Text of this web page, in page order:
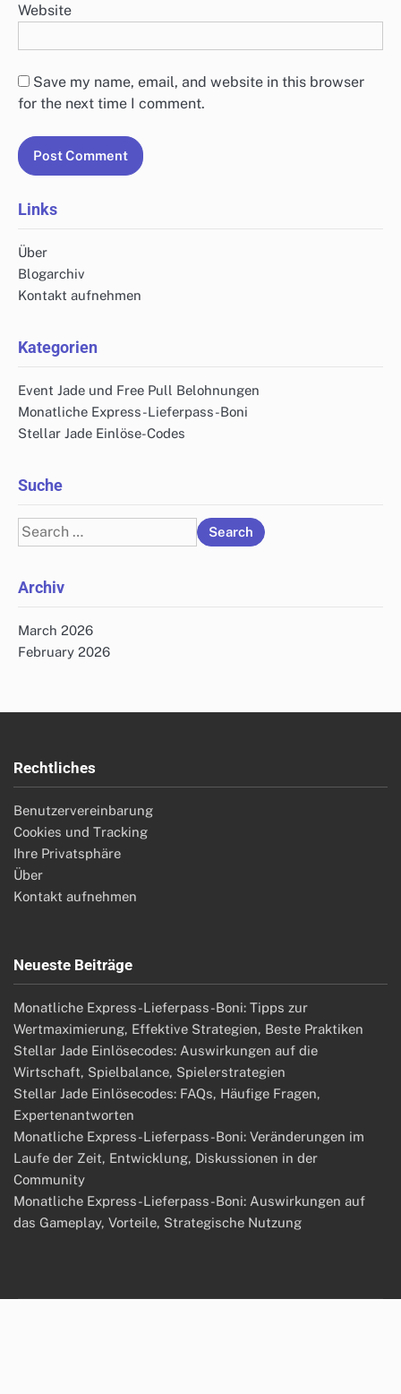
Website
Save my name, email, and website in this browser
for the next time I comment.
Links
Über
Blogarchiv
Kontakt aufnehmen
Kategorien
Event Jade und Free Pull Belohnungen
Monatliche Express-Lieferpass-Boni
Stellar Jade Einlöse-Codes
Suche
Search
for:
Archiv
March 2026
February 2026
Rechtliches
Benutzervereinbarung
Cookies und Tracking
Ihre Privatsphäre
Über
Kontakt aufnehmen
Neueste Beiträge
Monatliche Express-Lieferpass-Boni: Tipps zur
Wertmaximierung, Effektive Strategien, Beste Praktiken
Stellar Jade Einlösecodes: Auswirkungen auf die
Wirtschaft, Spielbalance, Spielerstrategien
Stellar Jade Einlösecodes: FAQs, Häufige Fragen,
Expertenantworten
Monatliche Express-Lieferpass-Boni: Veränderungen im
Laufe der Zeit, Entwicklung, Diskussionen in der
Community
Monatliche Express-Lieferpass-Boni: Auswirkungen auf
das Gameplay, Vorteile, Strategische Nutzung